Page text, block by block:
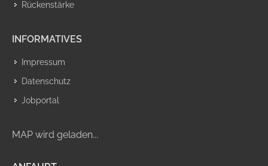
Rückenstärke
INFORMATIVES
Impressum
Datenschutz
Jobportal
MAP wird geladen...